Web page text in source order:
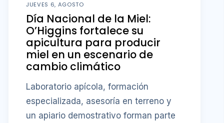
JUEVES 6, AGOSTO
Día Nacional de la Miel:
O’Higgins fortalece su
apicultura para producir
miel en un escenario de
cambio climático
Laboratorio apícola, formación
especializada, asesoría en terreno y
un apiario demostrativo forman parte